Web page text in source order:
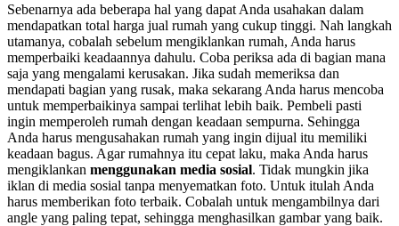
Sebenarnya ada beberapa hal yang dapat Anda usahakan dalam
mendapatkan total harga jual rumah yang cukup tinggi. Nah langkah
utamanya, cobalah sebelum mengiklankan rumah, Anda harus
memperbaiki keadaannya dahulu. Coba periksa ada di bagian mana
saja yang mengalami kerusakan. Jika sudah memeriksa dan
mendapati bagian yang rusak, maka sekarang Anda harus mencoba
untuk memperbaikinya sampai terlihat lebih baik. Pembeli pasti
ingin memperoleh rumah dengan keadaan sempurna. Sehingga
Anda harus mengusahakan rumah yang ingin dijual itu memiliki
keadaan bagus. Agar rumahnya itu cepat laku, maka Anda harus
mengiklankan menggunakan media sosial. Tidak mungkin jika
iklan di media sosial tanpa menyematkan foto. Untuk itulah Anda
harus memberikan foto terbaik. Cobalah untuk mengambilnya dari
angle yang paling tepat, sehingga menghasilkan gambar yang baik.